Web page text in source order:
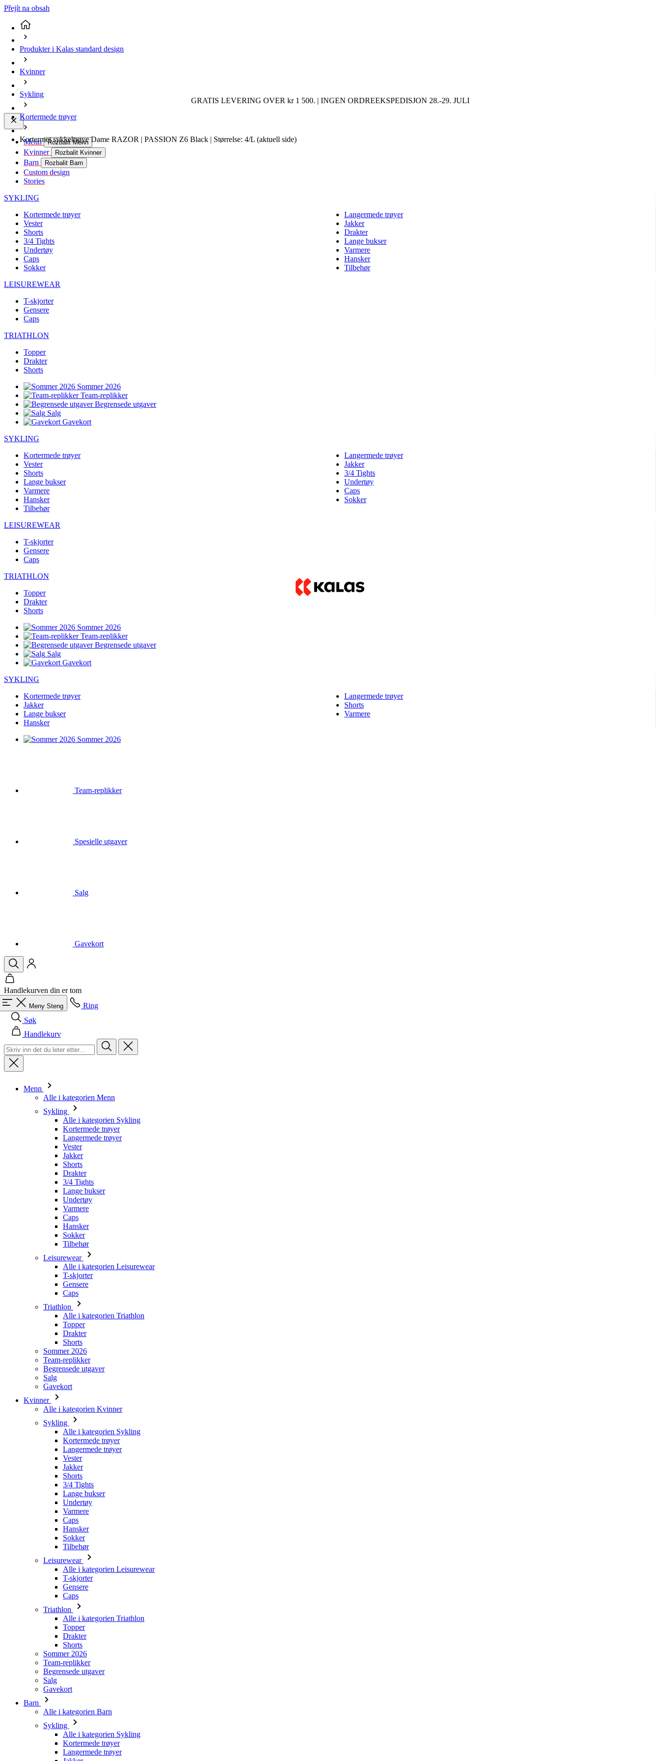
Přejít na obsah
GRATIS LEVERING OVER kr 1 500. | INGEN ORDREEKSPEDISJON 28.-29. JULI
Menn Rozbalit Menn
Kvinner Rozbalit Kvinner
Barn Rozbalit Barn
Custom design
Stories
SYKLING
Kortermede trøyer
Langermede trøyer
Vester
Jakker
Shorts
Drakter
3/4 Tights
Lange bukser
Undertøy
Varmere
Caps
Hansker
Sokker
Tilbehør
LEISUREWEAR
T-skjorter
Gensere
Caps
TRIATHLON
Topper
Drakter
Shorts
Sommer 2026
Team-replikker
Begrensede utgaver
Salg
Gavekort
SYKLING
Kortermede trøyer
Langermede trøyer
Vester
Jakker
Shorts
3/4 Tights
Lange bukser
Undertøy
Varmere
Caps
Hansker
Sokker
Tilbehør
LEISUREWEAR
T-skjorter
Gensere
Caps
TRIATHLON
Topper
Drakter
Shorts
Sommer 2026
Team-replikker
Begrensede utgaver
Salg
Gavekort
SYKLING
Kortermede trøyer
Langermede trøyer
Jakker
Shorts
Lange bukser
Varmere
Hansker
Sommer 2026
Handlekurven din er tom
Meny
Handlekurv
Menn
Alle i kategorien Menn
Langermede trøyer
Vester
Jakker
Shorts
Drakter
3/4 Tights
Lange bukser
Undertøy
Varmere
Caps
Hansker
Sokker
Tilbehør
Leisurewear
Alle i kategorien Leisurewear
T-skjorter
Gensere
Triathlon
Alle i kategorien Triathlon
Topper
Drakter
Shorts
Sommer 2026
Team-replikker
Begrensede utgaver
Salg
Gavekort
Kvinner
Alle i kategorien Kvinner
Sykling
Alle i kategorien Sykling
Langermede trøyer
Vester
Jakker
Shorts
3/4 Tights
Lange bukser
Undertøy
Varmere
Caps
Hansker
Sokker
Tilbehør
Leisurewear
Alle i kategorien Leisurewear
T-skjorter
Gensere
Triathlon
Alle i kategorien Triathlon
Topper
Drakter
Shorts
Sommer 2026
Team-replikker
Begrensede utgaver
Salg
Gavekort
Barn
Alle i kategorien Barn
Sykling
Alle i kategorien Sykling
Langermede trøyer
Jakker
Shorts
Lange bukser
Varmere
Hansker
Produkter i Kalas standard design
Kvinner
Sykling
Kortermede trøyer
Kortermet sykkeltrøye Dame RAZOR | PASSION Z6 Black | Størrelse: 4/L (aktuell side)